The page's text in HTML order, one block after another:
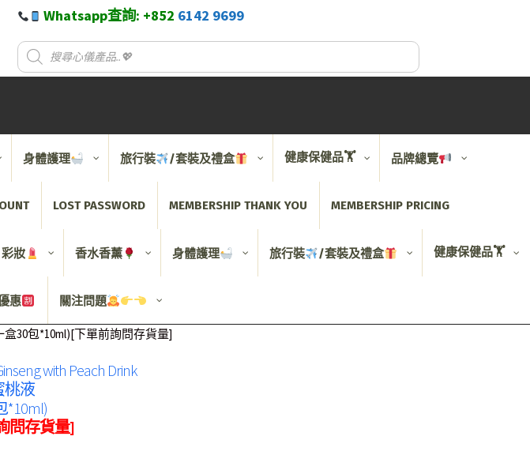
Whatsapp查詢: +852 6142 9699
身體護理 旅行裝 /套裝及禮盒 健康保健品🏋️ 品牌總覽
LOST PASSWORD MEMBERSHIP THANK YOU MEMBERSHIP PRICING
彩妝 香水香薰 身體護理 旅行裝 /套裝及禮盒 健康保健品🏋️
惠 關注問題
盒30包*10ml)[下單前詢問存貨量]
with Peach Drink
桃液
*10ml)
問存貨量]